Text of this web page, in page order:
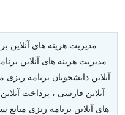
مدیریت هزینه های آنلاین
مدیریت هزینه های آنلاین
آنلاین دانشجویان برنامه
آنلاین فارسی ، پرداخت
های آنلاین برنامه ریزی